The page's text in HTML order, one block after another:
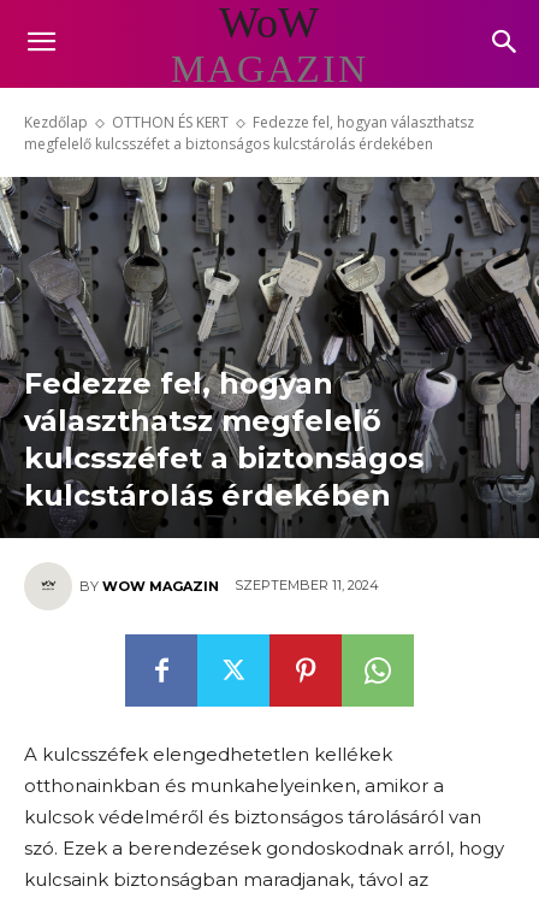
WoW
MAGAZIN
Kezdőlap OTTHON ÉS KERT
Fedezze fel, hogyan választhatsz
megfelelő kulcsszéfet a biztonságos kulcstárolás érdekében
Fedezze fel, hogyan
választhatsz megfelelő
kulcsszéfet a biztonságos
kulcstárolás érdekében
BY WOW MAGAZIN SZEPTEMBER 11, 2024
A kulcsszéfek elengedhetetlen kellékek
otthonainkban és munkahelyeinken, amikor a
kulcsok védelméről és biztonságos tárolásáról van
szó. Ezek a berendezések gondoskodnak arról, hogy
kulcsaink biztonságban maradjanak, távol az